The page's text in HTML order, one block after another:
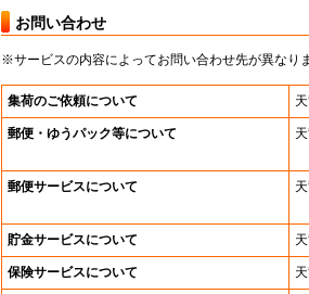
お問い合わせ
※サービスの内容によってお問い合わせ先が異なり
集荷のご依頼について
郵便・ゆうパック等について
郵便サービスについて
貯金サービスについて
保険サービスについて